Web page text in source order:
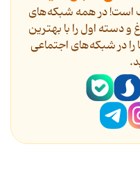
است! در همه شبکه‌های
دسته اول را با بهترین
را در شبکه‌های اجتماعی